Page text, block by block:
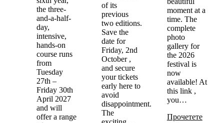
the three-
and-a-half-
day,
intensive,
hands-on
course runs
from
Tuesday
27th –
Friday 30th
April 2027
and will
offer a range
of its
previous
two editions.
Save the
date for
Friday, 2nd
October ,
and secure
your tickets
early here to
avoid
disappointment.
The
moment at a
time. The
complete
photo
gallery for
the 2026
festival is
now
available! At
this link ,
you…
Прочетете